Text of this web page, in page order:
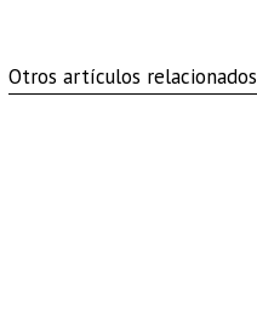
Otros artículos relacionados